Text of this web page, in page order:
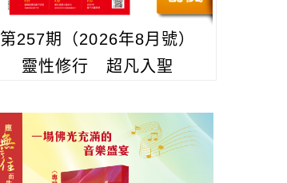
第257期（2026年8月號）
靈性修行 超凡入聖